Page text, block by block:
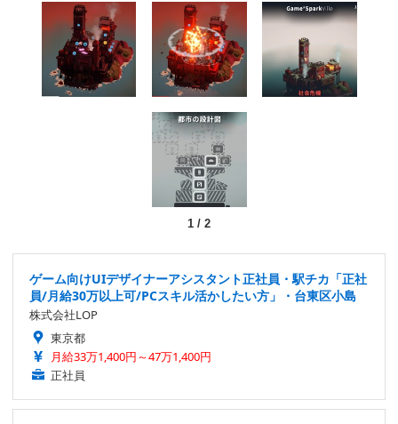
1/ 2
ゲーム向けUIデザイナーアシスタント正社員・駅チカ「正社
員/月給30万以上可/PCスキル活かしたい方」・台東区小島
株式会社LOP
東京都
月給33万1,400円～47万1,400円
正社員